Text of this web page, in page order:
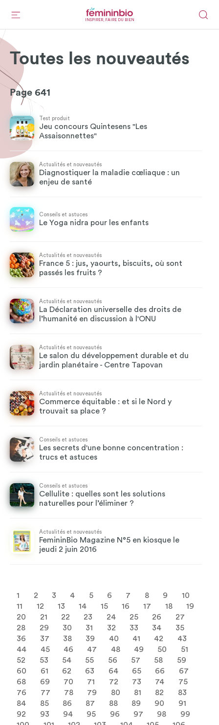
INSPIRER, FAIRE DU BIEN
Toutes les nouveautés
Page 641
Test produit
Jeu concours Quintesens "Les
Assaisonnettes"
Actualités et nouveautés
Diagnostiquer la maladie cœliaque : un
enjeu de santé
Conseils et astuces
Le Yoga nidra pour les enfants
Actualités et nouveautés
France 5 : jus, yaourts, biscuits, où sont
passés les fruits ?
Actualités et nouveautés
La Déclaration universelle des droits de
l’humanité en discussion à l'ONU
Actualités et nouveautés
Le salon du développement durable et du
jardin planétaire - Centre Tapovan
Actualités et nouveautés
Commerce équitable : et si le Nord y
trouvait sa place ?
Conseils et astuces
Les secrets d'une bonne concentration :
trucs et astuces
Conseils et astuces
Cellulite : quelles sont les solutions
naturelles pour l’éliminer ?
Actualités et nouveautés
FemininBio Magazine N°5 en kiosque le
jeudi 2 juin 2016
1 2 3 4 5 6 7 8 9
10
11
12 13 14 15 16 17 18
19
20
21 22 23 24 25 26
27
28
29 30 31 32 33 34
35
36
37 38 39 40 41 42
43
44
45 46 47 48 49 50
51
52
53 54 55 56 57 58
59
60
61 62 63 64 65 66
67
68
69 70 71 72 73 74
75
76
77 78 79 80 81 82
83
84
85 86 87 88 89 90
91
92
93 94 95 96 97 98
99